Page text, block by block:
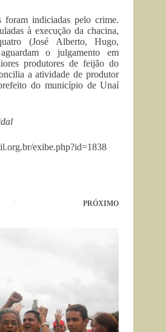
foram indiciadas pelo crime.
à execução da chacina,
(José Alberto, Hugo,
o julgamento em
produtores de feijão do
a atividade de produtor
do município de Unaí
exibe.php?id=1838
PRÓXIMO